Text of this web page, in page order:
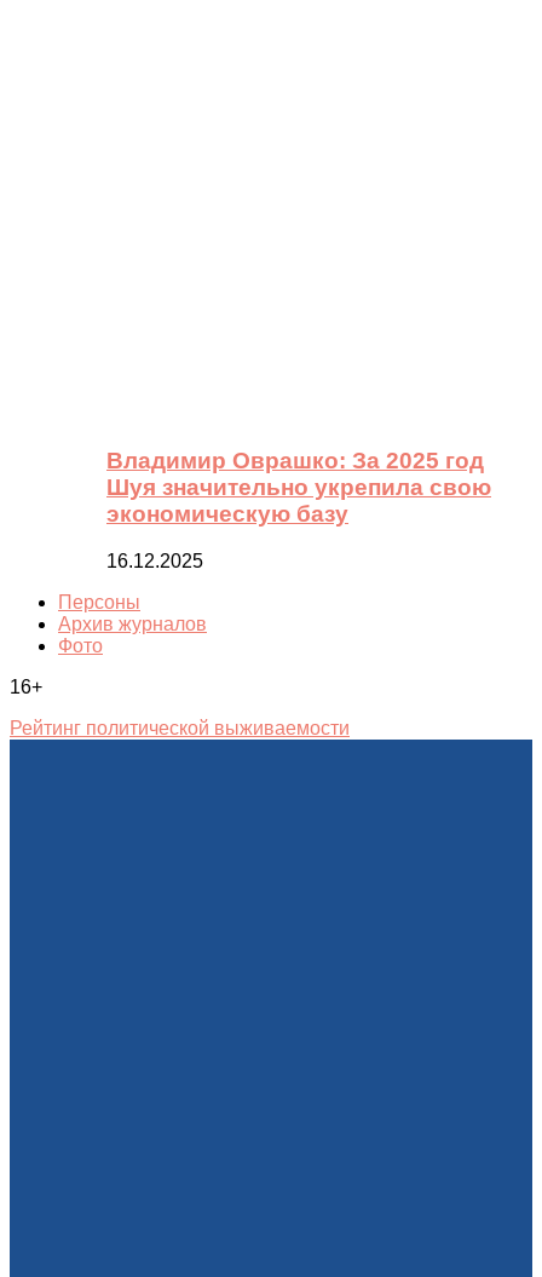
Владимир Оврашко: За 2025 год
Шуя значительно укрепила свою
экономическую базу
16.12.2025
Персоны
Архив журналов
Фото
16+
Рейтинг политической выживаемости